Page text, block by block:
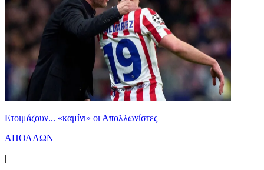
Ετοιμάζουν... «καμίνι» οι Απολλωνίστες
ΑΠΟΛΛΩΝ
|